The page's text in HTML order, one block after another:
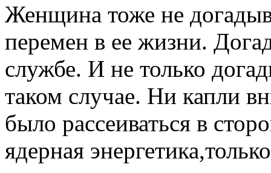
Женщина тоже не
перемен в ее жизни.
службе. И не только
таком случае. Ни капли
было рассеиваться в
ядерная